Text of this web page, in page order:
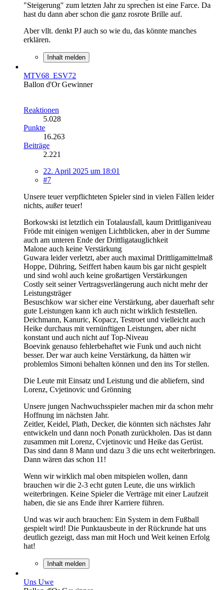
"Steigerung" zum letzten Jahr zu sprechen ist eine Farce. Da
hast du dann aber schon die ganz rosrote Brille auf.
Aber vllt. denkt PJ auch so wie du, das könnte manches
erklären.
Inhalt melden
MTV68_ESV72
Ballon d'Or Gewinner
Reaktionen
5.028
Punkte
16.263
Beiträge
2.221
22. April 2025 um 18:01
#7
Unsere teuer verpflichteten Spieler sind in vielen Fällen leider
nichts, außer teuer!
Borkowski ist letztlich ein Totalausfall, kaum Drittliganiveau
Fröde mit einigen wenigen Lichtblicken, aber in der Summe
auch am unteren Ende der Drittligatauglichkeit
Malone auch keine Verstärkung
Guwara leider verletzt, aber auch maximal Drittligamittelmaß
Hoppe, Dühring, Seiffert haben kaum bis gar nicht gespielt
und sind wohl auch keine großartigen Verstärkungen
Costly seit seiner Vertragsverlängerung auch nicht mehr der
Leistungsträger
Besuschkow war sicher eine Verstärkung, aber dauerhaft sehr
gute Leistungen kann ich auch nicht wirklich feststellen.
Deichmann, Kanuric, Kopacz, Testroet und vielleicht auch
Heike durchaus mit vernünftigen Leistungen, aber nicht
konstant und auch nicht auf Top-Niveau
Boevink genauso fehlerbehaftet wie Funk und auch nicht
besser. Der war auch keine Verstärkung, da hätten wir
problemlos Simoni behalten können und den ins Tor stellen.
Die Leute mit Einsatz und Leistung und die abliefern, sind
Lorenz, Cvjetinovic und Grönning
Unsere jungen Nachwuchsspieler machen mir da schon mehr
Hoffnung im nächsten Jahr.
Zeitler, Keidel, Plath, Decker, die könnten sich nächstes Jahr
entwickeln und dann noch Ponath zurückholen. Das ist dann
zusammen mit Lorenz, Cvjetinovic und Heike das Gerüst.
Das sind dann 8 Mann und dazu 3 die uns echt weiterbringen.
Dann wären das schon 11!
Wenn wir wirklich mal oben mitspielen wollen, dann
brauchen wir die 2-3 echt guten Leute, die uns wirklich
weiterbringen. Keine Spieler die Verträge mit einer Laufzeit
haben, die sie ans Ende ihrer Karriere führen.
Und was wir auch brauchen: Ein System in dem Fußball
gespielt wird! Die Punktausbeute in der Rückrunde hat uns
deutlich gezeigt, dass man mit Hoch und Weit keinen Erfolg
hat!
Inhalt melden
Uns Uwe